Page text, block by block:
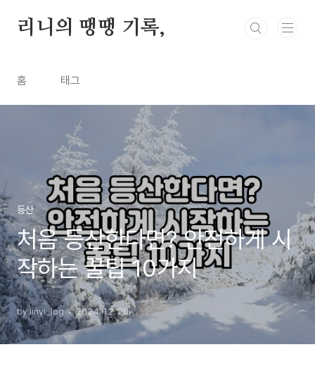
리니의 땡땡 기록,
홈 태그
등산
처음 등산한다면? 안전하게 시
작하는 꿀팁 10가지
by linyi_log 2024. 12. 20.